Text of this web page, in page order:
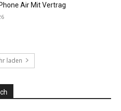
Air Mit Vertrag
laden